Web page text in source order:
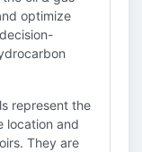
optimize
represent the
location and
They are